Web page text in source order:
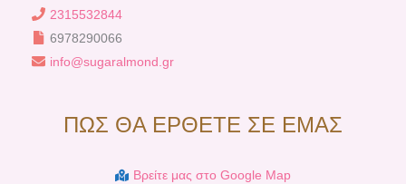
2315532844
6978290066
info@sugaralmond.gr
ΠΩΣ ΘΑ ΕΡΘΕΤΕ ΣΕ ΕΜΑΣ
Βρείτε μας στο Google Map